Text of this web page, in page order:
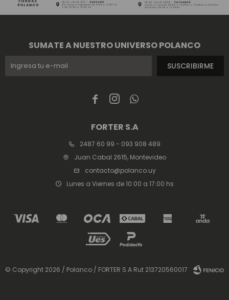
  
FORTER S.A
2487 60 99 - 093 908 489
Juan Cabal 2615, Montevideo
contacto@polanco.uy
Lunes a Viernes de 10:00 a 17:00 hs
SUMATE A NUESTRO UNIVERSO POLANCO
SUSCRIBIRME
© Copyright 2026 / Polanco / FORTER S.A Rut 213720560017